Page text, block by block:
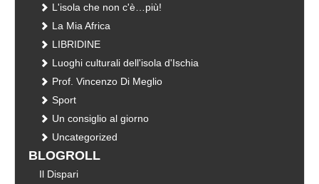
L'isola che non c'è…più!
La Mia Africa
LIBRIDINE
Luoghi culturali dell'isola d'Ischia
Prof. Vincenzo Di Meglio
Sport
Un consiglio al giorno
Uncategorized
BLOGROLL
Il Dispari